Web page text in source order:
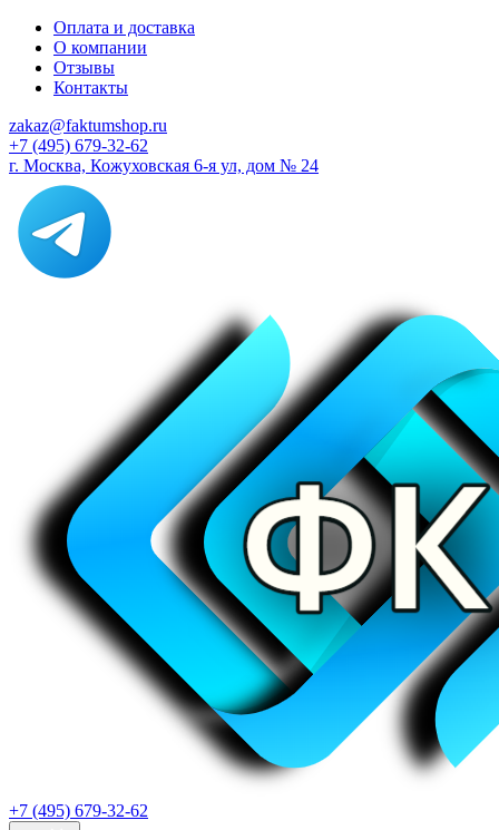
Оплата и доставка
О компании
Отзывы
Контакты
zakaz@faktumshop.ru
+7 (495) 679-32-62
г. Москва, Кожуховская 6-я ул, дом № 24
+7 (495) 679-32-62